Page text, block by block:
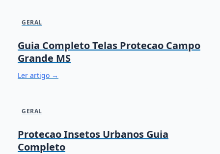
GERAL
Guia Completo Telas Protecao Campo
Grande MS
Ler artigo →
GERAL
Protecao Insetos Urbanos Guia
Completo